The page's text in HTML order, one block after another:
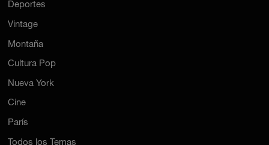
Deportes
Vintage
Montaña
Cultura Pop
Nueva York
Cine
París
Todos los Temas